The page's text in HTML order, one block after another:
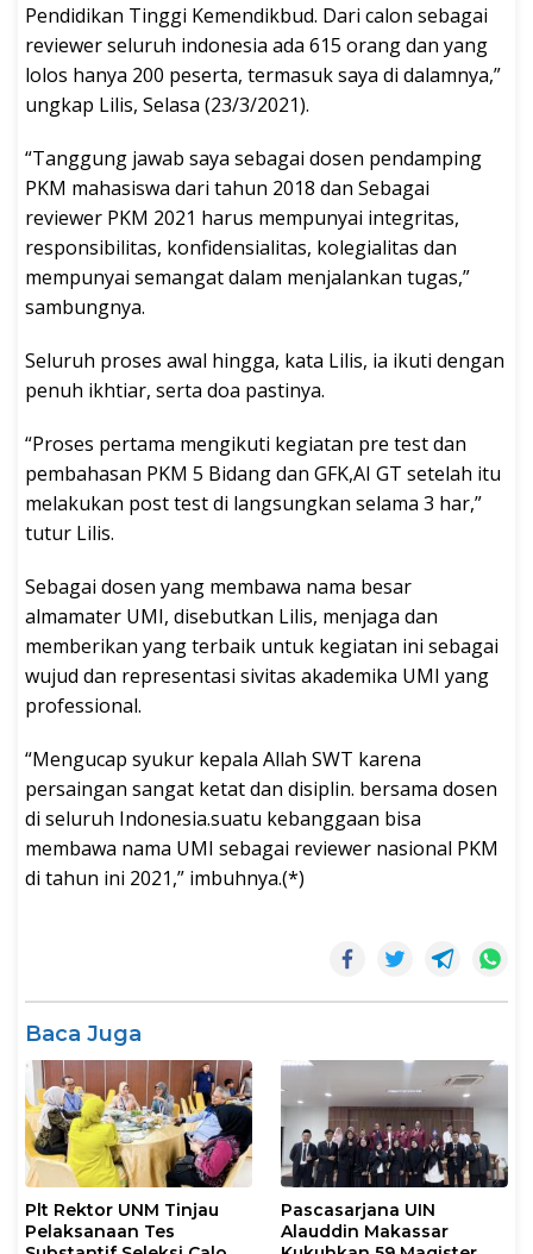
Pendidikan Tinggi Kemendikbud. Dari calon sebagai
reviewer seluruh indonesia ada 615 orang dan yang
lolos hanya 200 peserta, termasuk saya di dalamnya,”
ungkap Lilis, Selasa (23/3/2021).
“Tanggung jawab saya sebagai dosen pendamping
PKM mahasiswa dari tahun 2018 dan Sebagai
reviewer PKM 2021 harus mempunyai integritas,
responsibilitas, konfidensialitas, kolegialitas dan
mempunyai semangat dalam menjalankan tugas,”
sambungnya.
Seluruh proses awal hingga, kata Lilis, ia ikuti dengan
penuh ikhtiar, serta doa pastinya.
“Proses pertama mengikuti kegiatan pre test dan
pembahasan PKM 5 Bidang dan GFK,AI GT setelah itu
melakukan post test di langsungkan selama 3 har,”
tutur Lilis.
Sebagai dosen yang membawa nama besar
almamater UMI, disebutkan Lilis, menjaga dan
memberikan yang terbaik untuk kegiatan ini sebagai
wujud dan representasi sivitas akademika UMI yang
professional.
“Mengucap syukur kepala Allah SWT karena
persaingan sangat ketat dan disiplin. bersama dosen
di seluruh Indonesia.suatu kebanggaan bisa
membawa nama UMI sebagai reviewer nasional PKM
di tahun ini 2021,” imbuhnya.(*)
Baca Juga
Plt Rektor UNM Tinjau
Pelaksanaan Tes
Pascasarjana UIN
Alauddin Makassar